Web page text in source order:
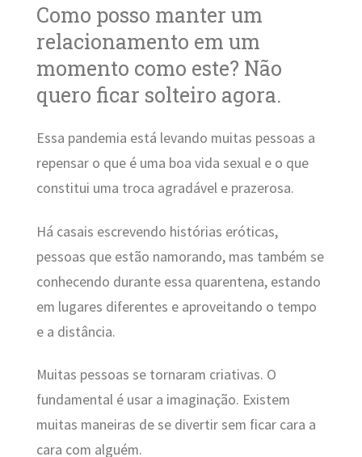
Como posso manter um
relacionamento em um
momento como este? Não
quero ficar solteiro agora.
Essa pandemia está levando muitas pessoas a
repensar o que é uma boa vida sexual e o que
constitui uma troca agradável e prazerosa.
Há casais escrevendo histórias eróticas,
pessoas que estão namorando, mas também se
conhecendo durante essa quarentena, estando
em lugares diferentes e aproveitando o tempo
e a distância.
Muitas pessoas se tornaram criativas. O
fundamental é usar a imaginação. Existem
muitas maneiras de se divertir sem ficar cara a
cara com alguém.